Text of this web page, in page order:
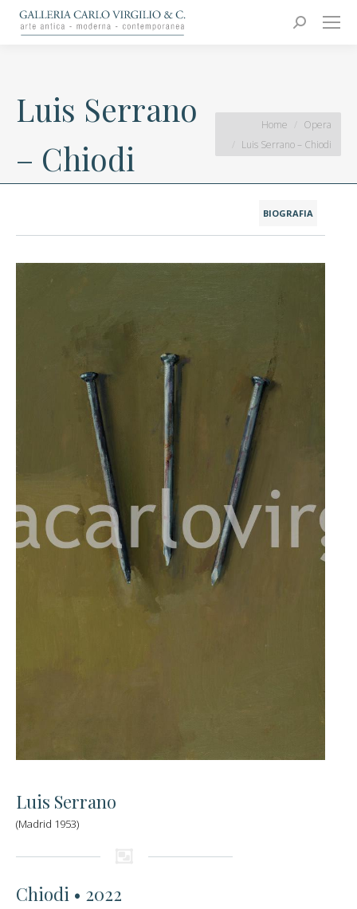
Search:
Carlo Virgilio & C.
Arte moderna e contemporanea
Luis Serrano
– Chiodi
You are here:
Home
Opera
Luis Serrano – Chiodi
BIOGRAFIA
Luis Serrano
(Madrid 1953)
Chiodi • 2022